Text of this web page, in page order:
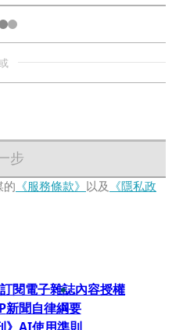
步
的 《服務條款》 以及 《隱私政
訂閱電子雜誌內容授權
新聞自律綱要